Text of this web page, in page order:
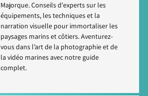
Majorque. Conseils d'experts sur les
équipements, les techniques et la
narration visuelle pour immortaliser les
paysages marins et côtiers. Aventurez-
vous dans l’art de la photographie et de
la vidéo marines avec notre guide
complet.